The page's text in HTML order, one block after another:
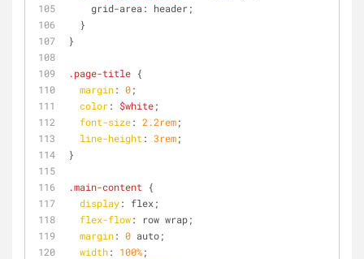
    grid-area: header;
  }
}
.page-title {
margin: 0;
color: $white;
font-size: 2.2rem;
line-height : 3rem;
}
.main-content {
display: flex;
flex-flow: row wrap;
margin: 0 auto;
width: 100%;